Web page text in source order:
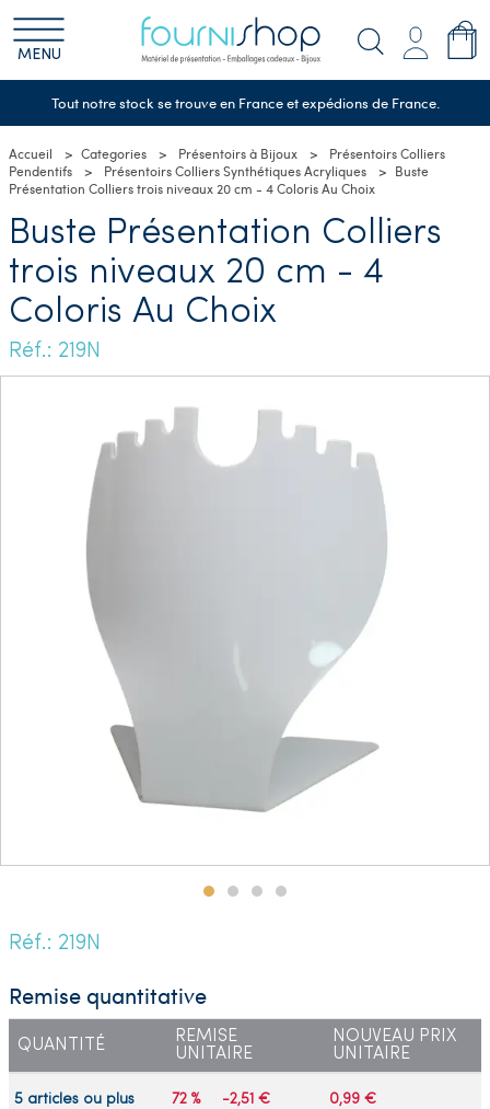
MENU
Tout notre stock se trouve en France et expédions de France.
Accueil Categories Présentoirs à Bijoux
Présentoirs Colliers
Pendentifs
Présentoirs Colliers Synthétiques Acryliques
Buste
Présentation Colliers trois niveaux 20 cm - 4 Coloris Au Choix
Buste Présentation Colliers
trois niveaux 20 cm - 4
Coloris Au Choix
Réf.: 219N
Réf.: 219N
Remise quantitative
QUANTITÉ
REMISE
UNITAIRE
NOUVEAU PRIX
UNITAIRE
5 articles ou plus 72 % -2,51 € 0,99 €